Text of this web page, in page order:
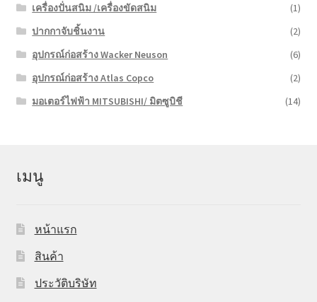
เครื่องปั่นสนิม /เครื่องขัดสนิม
(1)
ปากกาจับชิ้นงาน
(2)
อุปกรณ์ก่อสร้าง Wacker Neuson
(6)
อุปกรณ์ก่อสร้าง Atlas Copco
(2)
มอเตอร์ไฟฟ้า MITSUBISHI/ มิตซูบิชี
(14)
เมนู
หน้าแรก
สินค้า
ประวัติบริษัท